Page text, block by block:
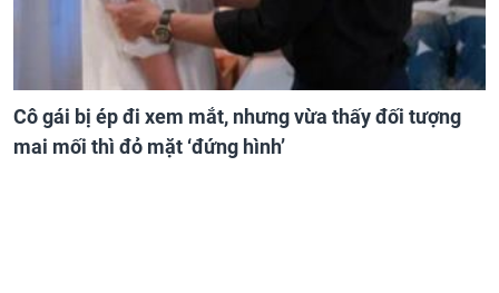
Cô gái bị ép đi xem mắt, nhưng vừa thấy đối tượng
mai mối thì đỏ mặt ‘đứng hình’